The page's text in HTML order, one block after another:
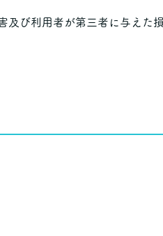
び利用者が第三者に与えた